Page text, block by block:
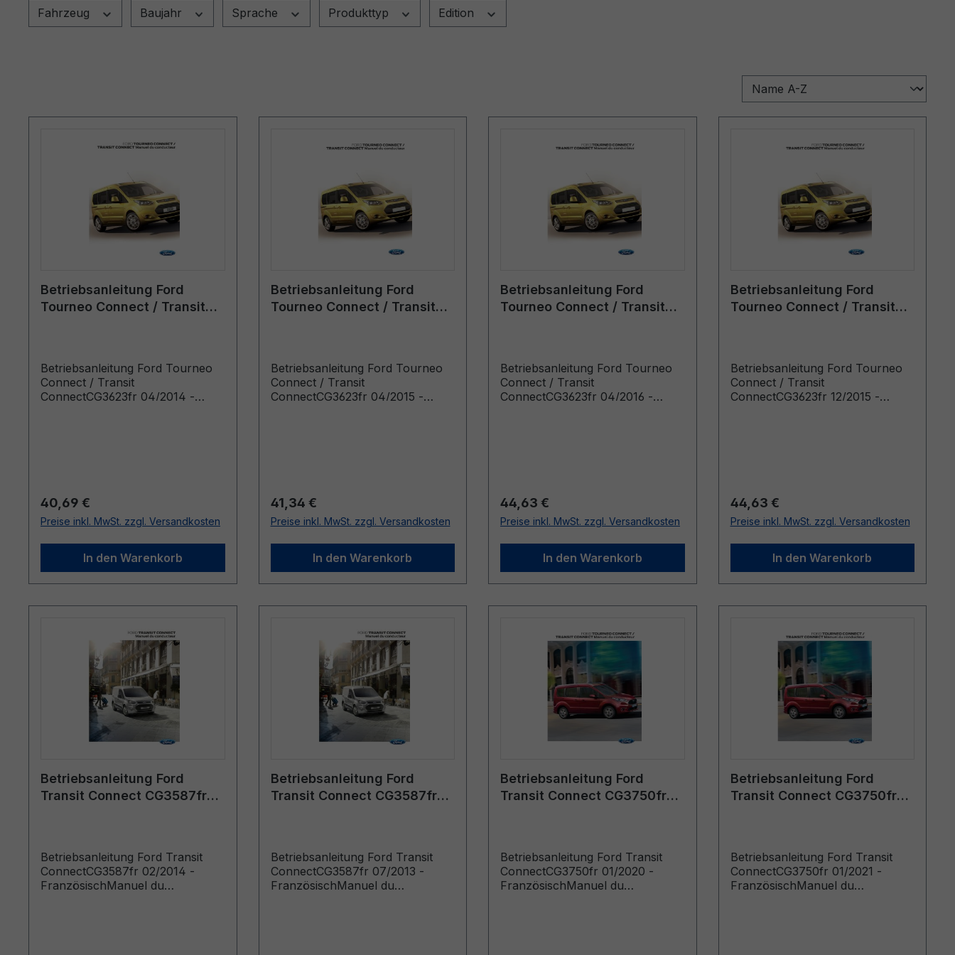
Fahrzeug Baujahr Sprache Produkttyp Edition
Betriebsanleitung Ford
Tourneo Connect / Transit
Betriebsanleitung Ford Tourneo
Connect / Transit
ConnectCG3623fr 04/2014 -
Regulärer Preis:
40,69 €
Preise inkl. MwSt. zzgl. Versandkosten
In den Warenkorb
Betriebsanleitung Ford
Tourneo Connect / Transit
Betriebsanleitung Ford Tourneo
Connect / Transit
ConnectCG3623fr 04/2015 -
Regulärer Preis:
41,34 €
Preise inkl. MwSt. zzgl. Versandkosten
In den Warenkorb
Betriebsanleitung Ford
Tourneo Connect / Transit
Betriebsanleitung Ford Tourneo
Connect / Transit
ConnectCG3623fr 04/2016 -
Regulärer Preis:
44,63 €
Preise inkl. MwSt. zzgl. Versandkosten
In den Warenkorb
Betriebsanleitung Ford
Tourneo Connect / Transit
Betriebsanleitung Ford Tourneo
Connect / Transit
ConnectCG3623fr 12/2015 -
Regulärer Preis:
44,63 €
Preise inkl. MwSt. zzgl. Versandkosten
In den Warenkorb
Betriebsanleitung Ford
Transit Connect CG3587fr
Betriebsanleitung Ford Transit
ConnectCG3587fr 02/2014 -
FranzösischManuel du
Betriebsanleitung Ford
Transit Connect CG3587fr
Betriebsanleitung Ford Transit
ConnectCG3587fr 07/2013 -
FranzösischManuel du
Betriebsanleitung Ford
Transit Connect CG3750fr
Betriebsanleitung Ford Transit
ConnectCG3750fr 01/2020 -
FranzösischManuel du
Betriebsanleitung Ford
Transit Connect CG3750fr
Betriebsanleitung Ford Transit
ConnectCG3750fr 01/2021 -
FranzösischManuel du